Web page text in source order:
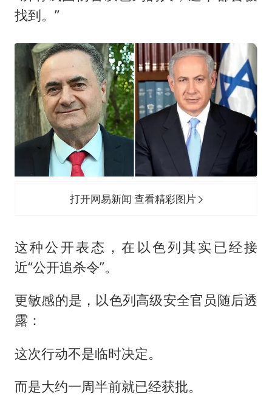
找到。”
打开网易新闻 查看精彩图片
这种公开表态，在以色列其实已经接
近“公开追杀令”。
更敏感的是，以色列高级安全官员随后透
露：
这次行动不是临时决定。
而是大约一周半前就已经获批。